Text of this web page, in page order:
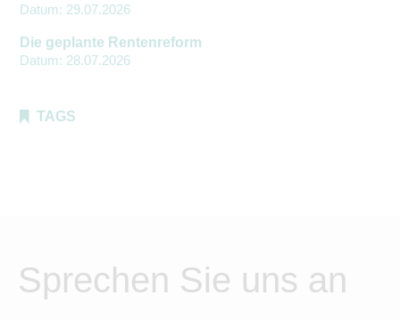
Datum: 29.07.2026
Die geplante Rentenreform
Datum: 28.07.2026
TAGS
Sprechen Sie uns an